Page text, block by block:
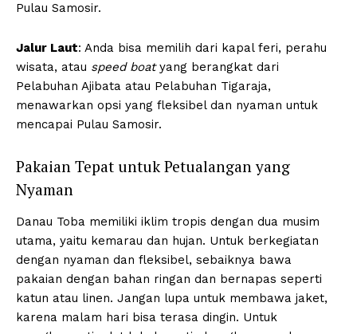
Pulau Samosir.
Jalur Laut: Anda bisa memilih dari kapal feri, perahu
wisata, atau speed boatyang berangkat dari
Pelabuhan Ajibata atau Pelabuhan Tigaraja,
menawarkan opsi yang fleksibel dan nyaman untuk
mencapai Pulau Samosir.
Pakaian Tepat untuk Petualangan yang
Nyaman
Danau Toba memiliki iklim tropis dengan dua musim
utama, yaitu kemarau dan hujan. Untuk berkegiatan
dengan nyaman dan fleksibel, sebaiknya bawa
pakaian dengan bahan ringan dan bernapas seperti
katun atau linen. Jangan lupa untuk membawa jaket,
karena malam hari bisa terasa dingin. Untuk